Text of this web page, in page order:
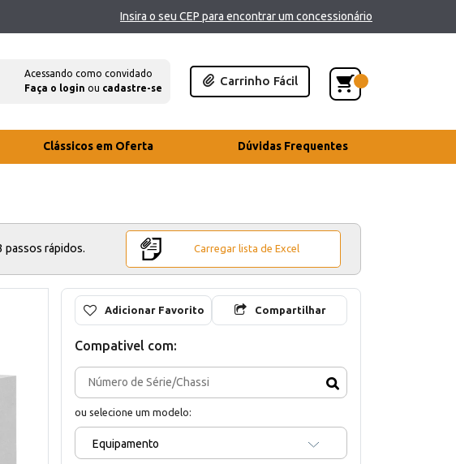
Insira o seu CEP para encontrar um concessionário
Acessando como convidado
Faça o login ou cadastre-se
Carrinho Fácil
Clássicos em Oferta Dúvidas Frequentes
passos rápidos. Carregar lista de Excel
Adicionar Favorito Compartilhar
Compativel com:
ou selecione um modelo:
Equipamento